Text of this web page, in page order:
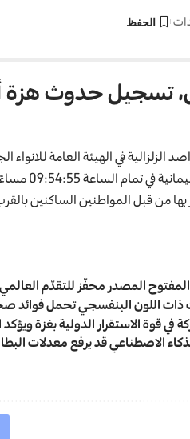
الزلزالية في الهيئة العامة
بالتوقيت المحلي وبلغت قوتها (2،7) درجة”.
من قبل المواطنين الساكنين
المصدر محفّز للتقدّم العالمي
ذات اللون البنفسجي تحمل فوائد
في قوة الاستقرار الدولية بغزة ويؤكد
الاصطناعي قد يرفع معدلات